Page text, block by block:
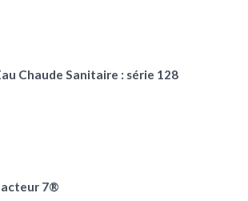
Chaude Sanitaire : série 128
7®